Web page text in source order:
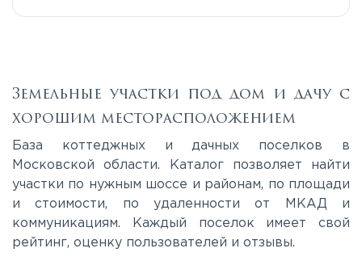
Киевское
Земельные участки под дом и дачу с
хорошим месторасположением
База коттеджных и дачных поселков в
Московской области. Каталог позволяет найти
участки по нужным шоссе и районам, по площади
и стоимости, по удаленности от МКАД и
коммуникациям. Каждый поселок имеет свой
рейтинг, оценку пользователей и отзывы.